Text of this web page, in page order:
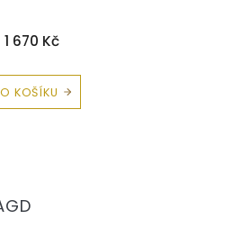
1 670 Kč
KOŠÍKU